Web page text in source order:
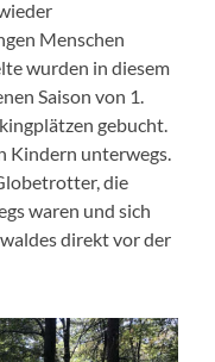
Menschen
wurden in diesem
Saison von 1.
gebucht.
Kindern unterwegs.
die
waren und sich
direkt vor der